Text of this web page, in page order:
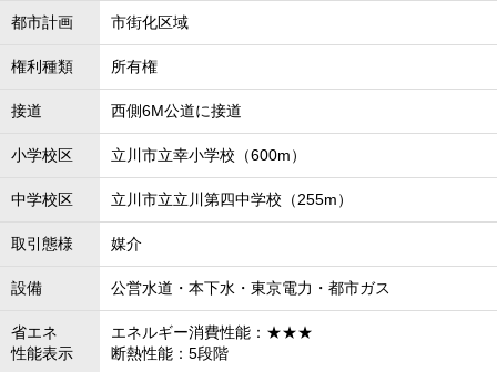
都市計画 市街化区域
権利種類 所有権
接道 西側6M公道に接道
小学校区 立川市立幸小学校（600m）
中学校区 立川市立立川第四中学校（255m）
取引態様 媒介
設備 公営水道・本下水・東京電力・都市ガス
省エネ
性能表示
エネルギー消費性能：★★★
断熱性能：5段階